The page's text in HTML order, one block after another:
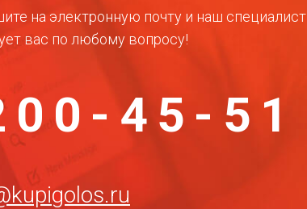
на электронную почту и наш специалист
вас по любому вопросу!
45-51